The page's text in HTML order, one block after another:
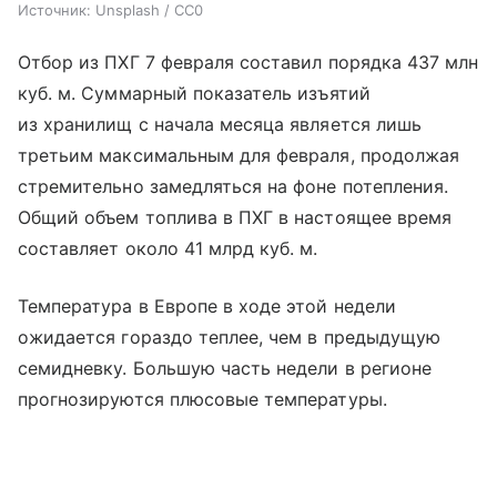
Источник: Unsplash / CC0
Отбор из ПХГ 7 февраля составил порядка 437 млн
куб. м. Суммарный показатель изъятий
из хранилищ с начала месяца является лишь
третьим максимальным для февраля, продолжая
стремительно замедляться на фоне потепления.
Общий объем топлива в ПХГ в настоящее время
составляет около 41 млрд куб. м.
Температура в Европе в ходе этой недели
ожидается гораздо теплее, чем в предыдущую
семидневку. Большую часть недели в регионе
прогнозируются плюсовые температуры.